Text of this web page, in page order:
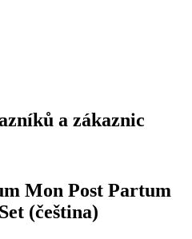
a zákaznic
Mon Post Partum
(čeština)